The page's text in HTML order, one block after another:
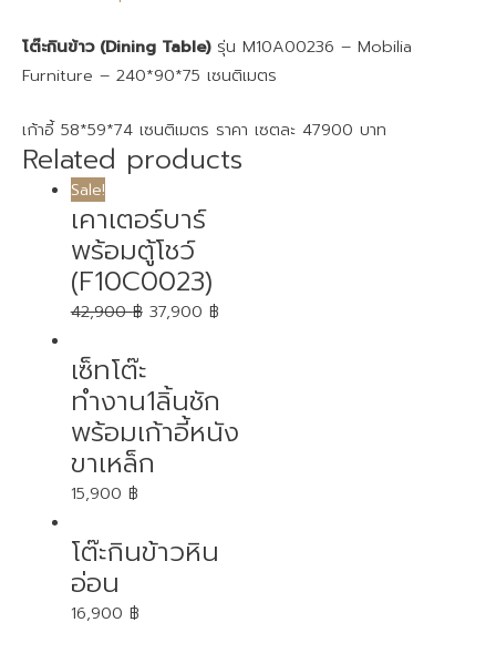
โต๊ะกินข้าว (Dining Table)รุ่น M10A00236 – Mobilia
Furniture – 240*90*75 เซนติเมตร
เก้าอี้ 58*59*74 เซนติเมตร ราคา เซตละ 47900 บาท
Related products
Sale!
เคาเตอร์บาร์
พร้อมตู้โชว์
(F10C0023)
42,900฿ 37,900 ฿
เซ็ทโต๊ะ
ทำงาน1ลิ้นชัก
พร้อมเก้าอี้หนัง
ขาเหล็ก
15,900 ฿
โต๊ะกินข้าวหิน
อ่อน
16,900 ฿